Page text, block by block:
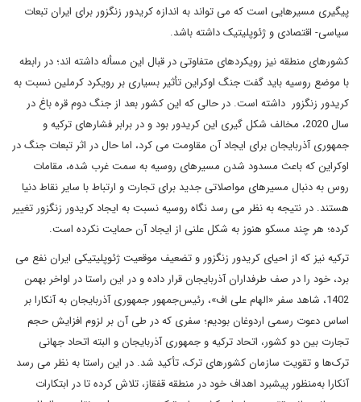
پیگیری مسیرهایی است که می تواند به اندازه کریدور زنگزور برای ایران تبعات
سیاسی- اقتصادی و ژئوپلیتیک داشته باشد.
کشورهای منطقه نیز رویکردهای متفاوتی در قبال این مسأله داشته اند؛ در رابطه
با موضع روسیه باید گفت جنگ اوکراین تأثیر بسیاری بر رویکرد کرملین نسبت به
کریدور زنگزور داشته است. در حالی که این کشور بعد از جنگ دوم قره باغ در
سال 2020، مخالف شکل گیری این کریدور بود و در برابر فشارهای ترکیه و
جمهوری آذربایجان برای ایجاد آن مقاومت می کرد، اما حال در اثر تبعات جنگ در
اوکراین که باعث مسدود شدن مسیرهای روسیه به سمت غرب شده، مقامات
روس به دنبال مسیرهای مواصلاتی جدید برای تجارت و ارتباط با سایر نقاط دنیا
هستند. در نتیجه به نظر می رسد نگاه روسیه نسبت به ایجاد کریدور زنگزور تغییر
کرده؛ هر چند مسکو هنوز به شکل علنی از ایجاد آن حمایت نکرده است.
ترکیه نیز که از احیای کریدور زنگزور و تضعیف موقعیت ژئوپلیتیکی ایران نفع می
برد، خود را در صف طرفداران آذربایجان قرار داده و در این راستا در اواخر بهمن
1402، شاهد سفر «الهام علی اف»، رئیس‌جمهور جمهوری آذربایجان به آنکارا بر
اساس دعوت رسمی اردوغان بودیم؛ سفری که در طی آن بر لزوم افزایش حجم
تجارت بین دو کشور، اتحاد ترکیه و جمهوری آذربایجان و البته اتحاد جهانی
ترک‌ها و تقویت سازمان کشورهای ترک، تأکید شد. در این راستا به نظر می رسد
آنکارا به‌منظور پیشبرد اهداف خود در منطقه قفقاز، تلاش کرده تا در ابتکارات